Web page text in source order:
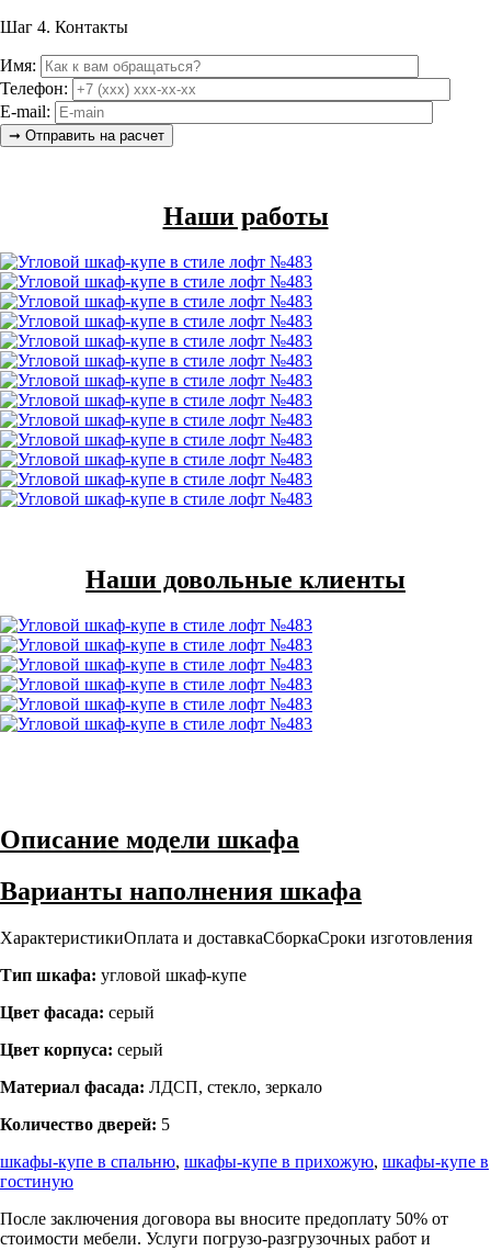
Шаг 4. Контакты
Имя:
Телефон:
E-mail:
Наши работы
Наши довольные клиенты
Описание модели шкафа
Варианты наполнения шкафа
ХарактеристикиОплата и доставкаСборкаСроки изготовления
Тип шкафа: угловой шкаф-купе
Цвет фасада: серый
Цвет корпуса: серый
Материал фасада: ЛДСП, стекло, зеркало
Количество дверей: 5
шкафы-купе в спальню, шкафы-купе в прихожую, шкафы-купе в
гостиную
После заключения договора вы вносите предоплату 50% от
стоимости мебели. Услуги погрузо-разгрузочных работ и